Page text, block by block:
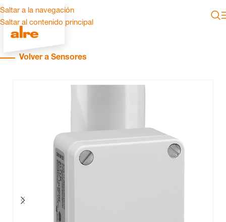
Saltar a la navegación
Saltar al contenido principal
Volver a Sensores